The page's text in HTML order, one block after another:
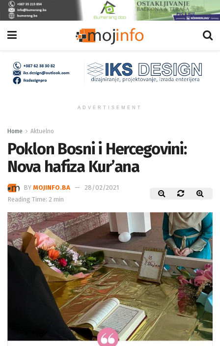
ADVERTISEMENT
Home Aktuelno
Poklon Bosni i Hercegovini:
Nova hafiza Kur’ana
BY MOJINFO.BA
28/02/2021
Reading Time: 2 min